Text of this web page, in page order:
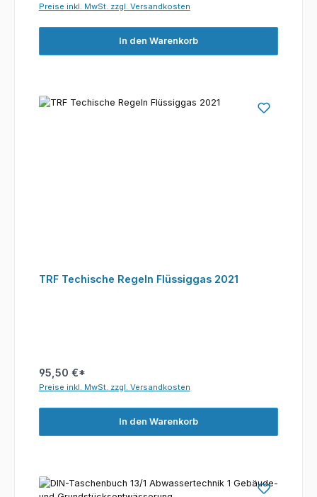
Preise inkl. MwSt. zzgl. Versandkosten
In den Warenkorb
TRF Techische Regeln Flüssiggas 2021
95,50 €*
Preise inkl. MwSt. zzgl. Versandkosten
In den Warenkorb